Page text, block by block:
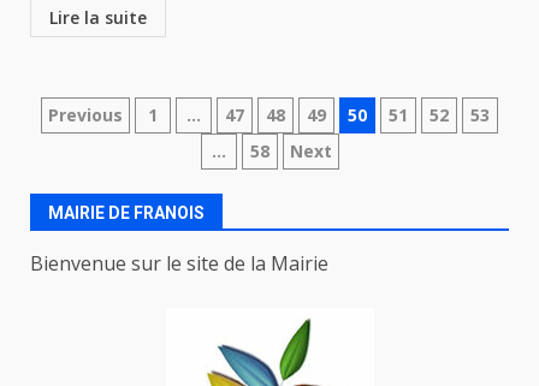
Lire la suite
Navigation
articles
Previous 1 … 47 48 49 50 51 52
53
…
58 Next
MAIRIE DE FRANOIS
Bienvenue sur le site de la Mairie